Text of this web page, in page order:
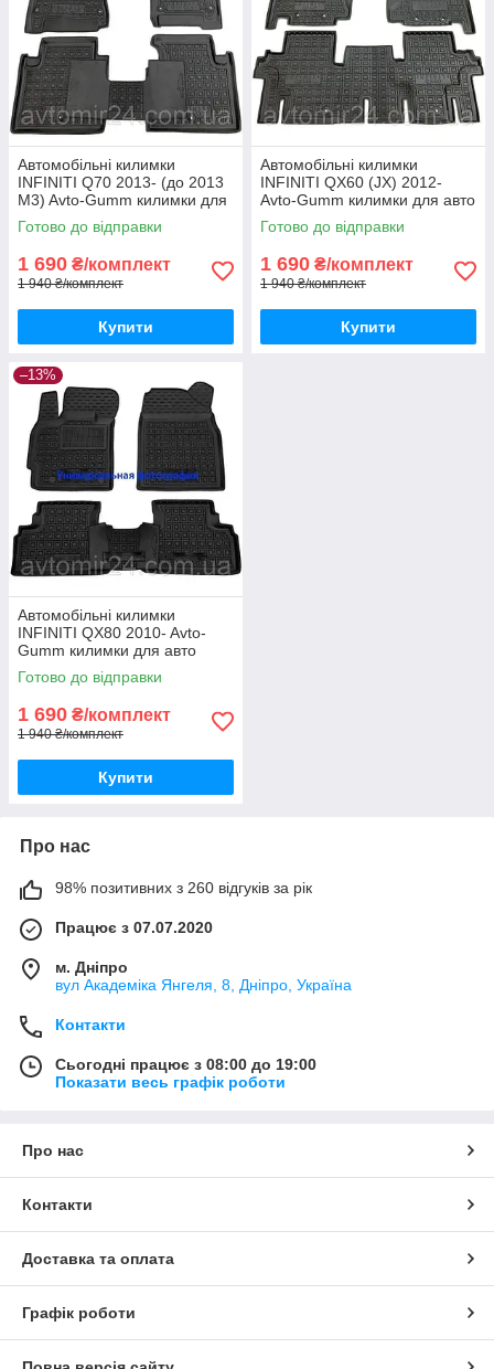
Автомобільні килимки
INFINITI Q70 2013- (до 2013
M3) Avto-Gumm килимки для
авто ІНФІНІТІ Кью70 2013-
(до 2013 М3) Автогум
Готово до відправки
1 690 ₴/комплект
1 940 ₴/комплект
Купити
Автомобільні килимки
INFINITI QX60 (JX) 2012-
Avto-Gumm килимки для авто
ІНФІНІТІ КьюИкс60 (ЖХ)
2012- Автогум
Готово до відправки
1 690 ₴/комплект
1 940 ₴/комплект
Купити
–13%
Автомобільні килимки
INFINITI QX80 2010- Avto-
Gumm килимки для авто
ІНФІНІТІ КьюИкс80 2010-
Автогум
Готово до відправки
1 690 ₴/комплект
1 940 ₴/комплект
Купити
Про нас
98% позитивних з 260 відгуків за рік
Працює з 07.07.2020
м. Дніпро
вул Академіка Янгеля, 8, Дніпро, Україна
Контакти
Сьогодні працює з 08:00 до 19:00
Показати весь графік роботи
Про нас
Контакти
Доставка та оплата
Графік роботи